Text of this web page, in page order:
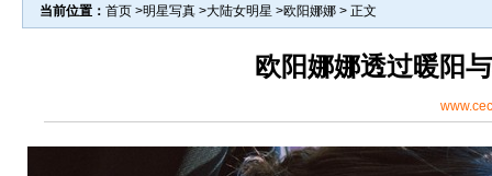
当前位置： 首页 >明星写真 >大陆女明星 >欧阳娜娜 > 正文
欧阳娜娜透过暖阳